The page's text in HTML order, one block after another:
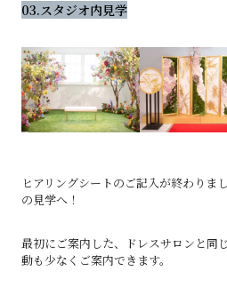
03.スタジオ内見学
ヒアリングシートのご記入が終わりま
の見学へ！
最初にご案内した、ドレスサロンと同
動も少なくご案内できます。